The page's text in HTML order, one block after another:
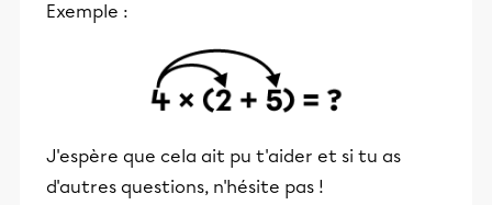
éducative.
Exemple :
J'espère que cela ait pu t'aider et si tu as
d'autres questions, n'hésite pas !